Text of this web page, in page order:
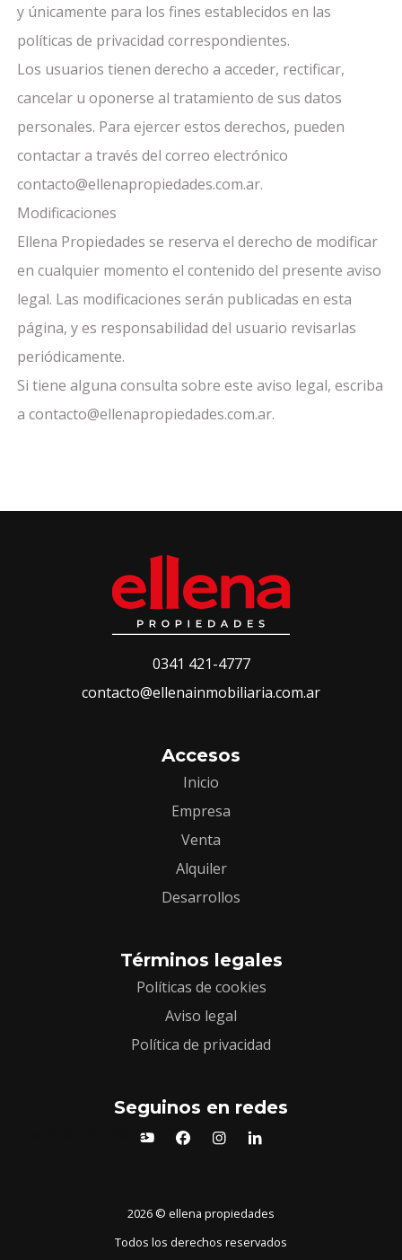
y únicamente para los fines establecidos en las
políticas de privacidad correspondientes.
Los usuarios tienen derecho a acceder, rectificar,
cancelar u oponerse al tratamiento de sus datos
personales. Para ejercer estos derechos, pueden
contactar a través del correo electrónico
contacto@ellenapropiedades.com.ar.
Modificaciones
Ellena Propiedades se reserva el derecho de modificar
en cualquier momento el contenido del presente aviso
legal. Las modificaciones serán publicadas en esta
página, y es responsabilidad del usuario revisarlas
periódicamente.
Si tiene alguna consulta sobre este aviso legal, escriba
a contacto@ellenapropiedades.com.ar
0341 421-4777
contacto@ellenainmobiliaria.com.ar
Accesos
Inicio
Empresa
Venta
Alquiler
Desarrollos
Términos legales
Políticas de cookies
Aviso legal
Política de privacidad
Jose Antonio Ellena
Seguinos en redes
2026 © ellena propiedades
Todos los derechos reservados